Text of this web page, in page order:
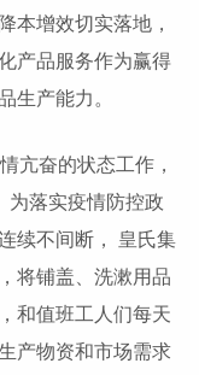
本增效切实落地，
产品服务作为赢得
生产能力。
亢奋的状态工作，
为落实疫情防控政
续不间断， 皇氏集
将铺盖、洗漱用品
和值班工人们每天
产物资和市场需求